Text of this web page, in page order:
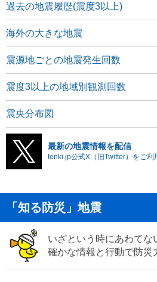
過去の地震履歴(震度3以上)
海外の大きな地震
震源地ごとの地震発生回数
震度3以上の地域別観測回数
震央分布図
最新の地震情報を配信
tenki.jp公式X（旧Twitter）をご利
「知る防災」地震
いざという時にあわてな
確かな情報と行動で防災